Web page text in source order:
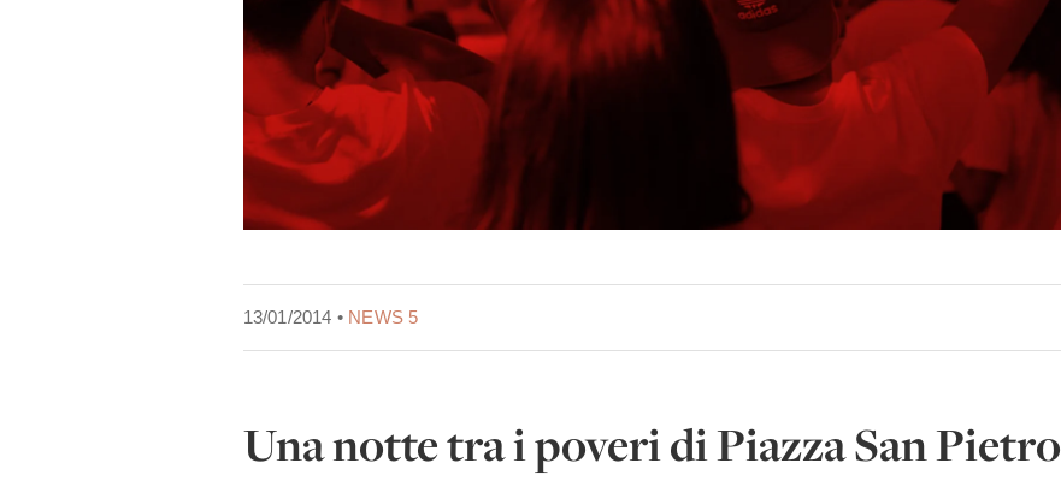
13/01/2014 • NEWS 5
Una notte tra i poveri di Piazza San Pietro